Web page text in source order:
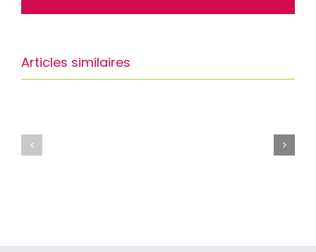
Articles similaires